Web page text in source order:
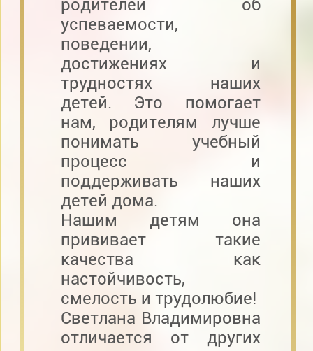
родителей об
успеваемости,
поведении,
достижениях и
трудностях наших
детей. Это помогает
нам, родителям лучше
понимать учебный
процесс и
поддерживать наших
детей дома.
Нашим детям она
прививает такие
качества как
настойчивость,
смелость и трудолюбие!
Светлана Владимировна
отличается от других